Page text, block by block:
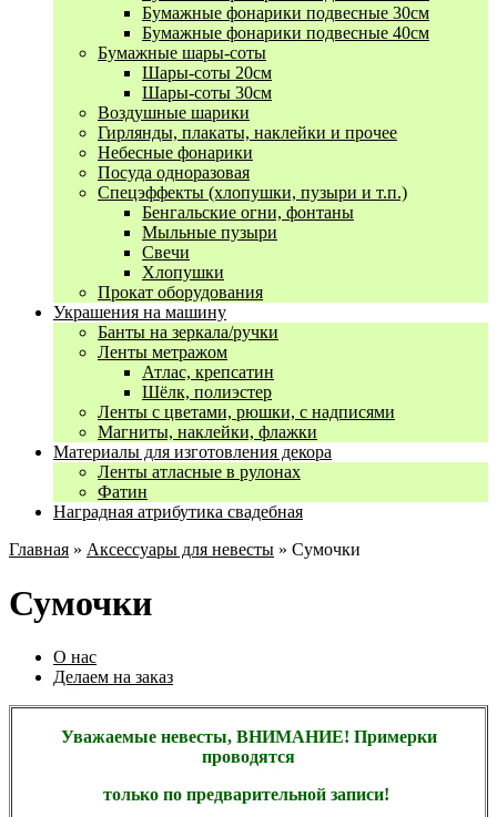
Бумажные фонарики подвесные 30см
Бумажные фонарики подвесные 40см
Бумажные шары-соты
Шары-соты 20см
Шары-соты 30см
Воздушные шарики
Гирлянды, плакаты, наклейки и прочее
Небесные фонарики
Посуда одноразовая
Спецэффекты (хлопушки, пузыри и т.п.)
Бенгальские огни, фонтаны
Мыльные пузыри
Свечи
Хлопушки
Прокат оборудования
Украшения на машину
Банты на зеркала/ручки
Ленты метражом
Атлас, крепсатин
Шёлк, полиэстер
Ленты с цветами, рюшки, с надписями
Магниты, наклейки, флажки
Материалы для изготовления декора
Ленты атласные в рулонах
Фатин
Наградная атрибутика свадебная
Главная » Аксессуары для невесты » Сумочки
Сумочки
О нас
Делаем на заказ
Уважаемые невесты, ВНИМАНИЕ! Примерки
проводятся
только по предварительной записи!